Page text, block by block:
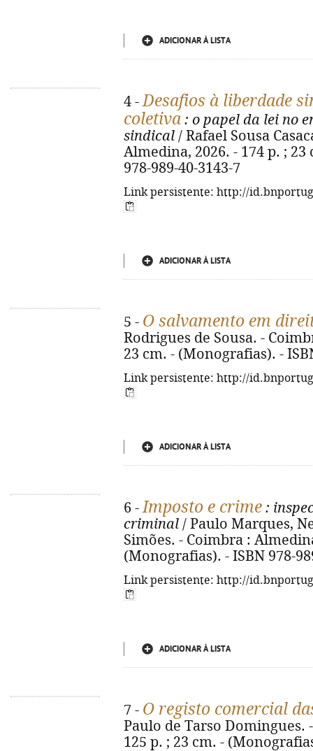
ADICIONAR À LISTA
4 -Desafios à liberdade
coletiva : o papel da lei no
sindical / Rafael Sousa
Almedina, 2026. - 174 p. ;
978-989-40-3143-7
Link persistente: http://
ADICIONAR À LISTA
5 - O salvamento em
Rodrigues de Sousa. -
23 cm. - (Monografias). -
Link persistente: http://
ADICIONAR À LISTA
6 -Imposto e crime :
criminal / Paulo Marques,
Simões. - Coimbra :
(Monografias). - ISBN 978-
Link persistente: http://
ADICIONAR À LISTA
7 - O registo comercial
Paulo de Tarso Domingues.
125 p. ; 23 cm. -